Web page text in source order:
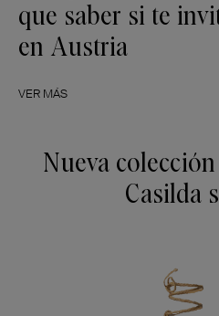
que saber si te
en Austria
VER MÁS
Nueva
Casilda